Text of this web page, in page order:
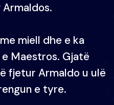
miell dhe e ka
Maestros. Gjatë
fjetur Armaldo u ulë
e tyre.